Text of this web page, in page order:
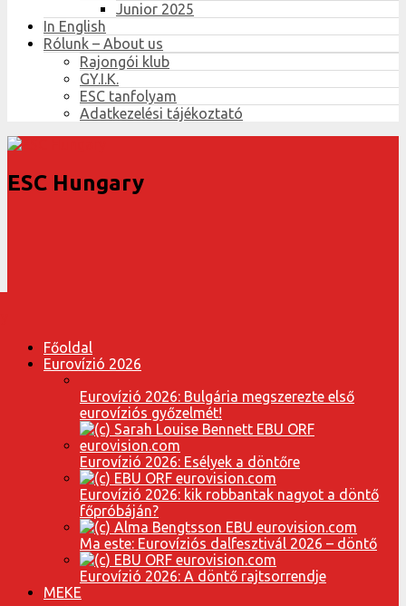
Junior 2025
In English
Rólunk – About us
Rajongói klub
GY.I.K.
ESC tanfolyam
Adatkezelési tájékoztató
ESC Hungary
Főoldal
Eurovízió 2026
Eurovízió 2026: Bulgária megszerezte első
eurovíziós győzelmét!
Eurovízió 2026: Esélyek a döntőre
Eurovízió 2026: kik robbantak nagyot a döntő
főpróbáján?
Ma este: Eurovíziós dalfesztivál 2026 – döntő
Eurovízió 2026: A döntő rajtsorrendje
MEKE